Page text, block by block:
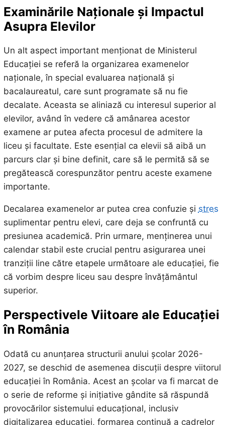
Examinările Naționale și Impactul
Asupra Elevilor
Un alt aspect important menționat de Ministerul
Educației se referă la organizarea examenelor
naționale, în special evaluarea națională și
bacalaureatul, care sunt programate să nu fie
decalate. Aceasta se aliniază cu interesul superior al
elevilor, având în vedere că amânarea acestor
examene ar putea afecta procesul de admitere la
liceu și facultate. Este esențial ca elevii să aibă un
parcurs clar și bine definit, care să le permită să se
pregătească corespunzător pentru aceste examene
importante.
Decalarea examenelor ar putea crea confuzie și stres
suplimentar pentru elevi, care deja se confruntă cu
presiunea academică. Prin urmare, menținerea unui
calendar stabil este crucial pentru asigurarea unei
tranziții line către etapele următoare ale educației, fie
că vorbim despre liceu sau despre învățământul
superior.
Perspectivele Viitoare ale Educației
în România
Odată cu anunțarea structurii anului școlar 2026-
2027, se deschid de asemenea discuții despre viitorul
educației în România. Acest an școlar va fi marcat de
o serie de reforme și inițiative gândite să răspundă
provocărilor sistemului educațional, inclusiv
digitalizarea educației, formarea continuă a cadrelor